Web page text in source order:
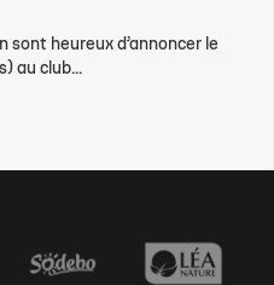
sont heureux d’annoncer le
au club...